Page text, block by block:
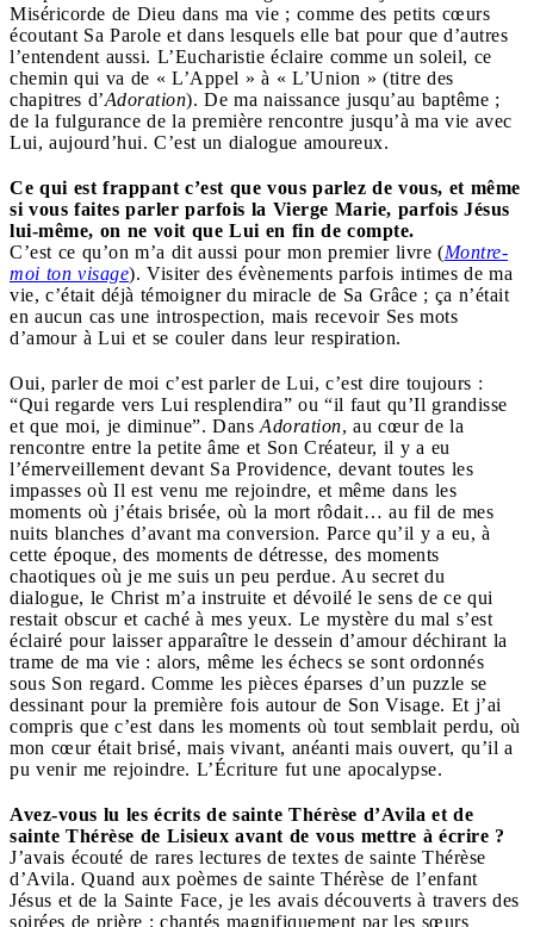
Miséricorde de Dieu dans ma vie ; comme des petits cœurs
écoutant Sa Parole et dans lesquels elle bat pour que d’autres
l’entendent aussi. L’Eucharistie éclaire comme un soleil, ce
chemin qui va de « L’Appel » à « L’Union » (titre des
chapitres d’Adoration). De ma naissance jusqu’au baptême ;
de la fulgurance de la première rencontre jusqu’à ma vie avec
Lui, aujourd’hui. C’est un dialogue amoureux.
Ce qui est frappant c’est que vous parlez de vous, et même
si vous faites parler parfois la Vierge Marie, parfois Jésus
lui-même, on ne voit que Lui en fin de compte.
C’est ce qu’on m’a dit aussi pour mon premier livre (Montre-
moi ton visage). Visiter des évènements parfois intimes de ma
vie, c’était déjà témoigner du miracle de Sa Grâce ; ça n’était
en aucun cas une introspection, mais recevoir Ses mots
d’amour à Lui et se couler dans leur respiration.
Oui, parler de moi c’est parler de Lui, c’est dire toujours :
“Qui regarde vers Lui resplendira” ou “il faut qu’Il grandisse
et que moi, je diminue”. Dans Adoration, au cœur de la
rencontre entre la petite âme et Son Créateur, il y a eu
l’émerveillement devant Sa Providence, devant toutes les
impasses où Il est venu me rejoindre, et même dans les
moments où j’étais brisée, où la mort rôdait… au fil de mes
nuits blanches d’avant ma conversion. Parce qu’il y a eu, à
cette époque, des moments de détresse, des moments
chaotiques où je me suis un peu perdue. Au secret du
dialogue, le Christ m’a instruite et dévoilé le sens de ce qui
restait obscur et caché à mes yeux. Le mystère du mal s’est
éclairé pour laisser apparaître le dessein d’amour déchirant la
trame de ma vie : alors, même les échecs se sont ordonnés
sous Son regard. Comme les pièces éparses d’un puzzle se
dessinant pour la première fois autour de Son Visage. Et j’ai
compris que c’est dans les moments où tout semblait perdu, où
mon cœur était brisé, mais vivant, anéanti mais ouvert, qu’il a
pu venir me rejoindre. L’Écriture fut une apocalypse.
Avez-vous lu les écrits de sainte Thérèse d’Avila et de
sainte Thérèse de Lisieux avant de vous mettre à écrire ?
J’avais écouté de rares lectures de textes de sainte Thérèse
d’Avila. Quand aux poèmes de sainte Thérèse de l’enfant
Jésus et de la Sainte Face, je les avais découverts à travers des
soirées de prière ; chantés magnifiquement par les sœurs